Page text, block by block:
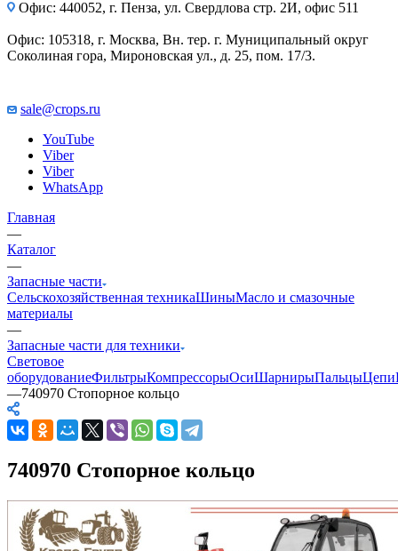
Офис: 440052, г. Пенза, ул. Свердлова стр. 2И, офис 511
Офис: 105318, г. Москва, Вн. тер. г. Муниципальный округ
Соколиная гора, Мироновская ул., д. 25, пом. 17/3.
sale@crops.ru
YouTube
Viber
Viber
WhatsApp
Главная
—
Каталог
—
Запасные части
Сельскохозяйственная техникаШиныМасло и смазочные
материалы
—
Запасные части для техники
Световое
оборудованиеФильтрыКомпрессорыОсиШарнирыПальцыЦепи
—740970 Стопорное кольцо
740970 Стопорное кольцо